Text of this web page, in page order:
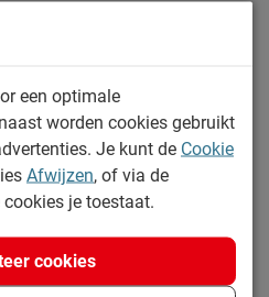
matras voor een
aan het juiste adres.
wisselendeaanbiedingen
minder geld!
een optimale
worden cookies gebruikt
Je kunt de Cookie
Afwijzen, of via de
je toestaat.
cookies